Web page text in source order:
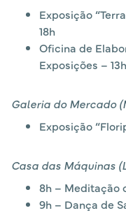
Exposição
18h
Oficina de
Exposições –
Galeria do Mercado
Exposição
Casa das Máquinas
8h – Meditação
9h – Dança de